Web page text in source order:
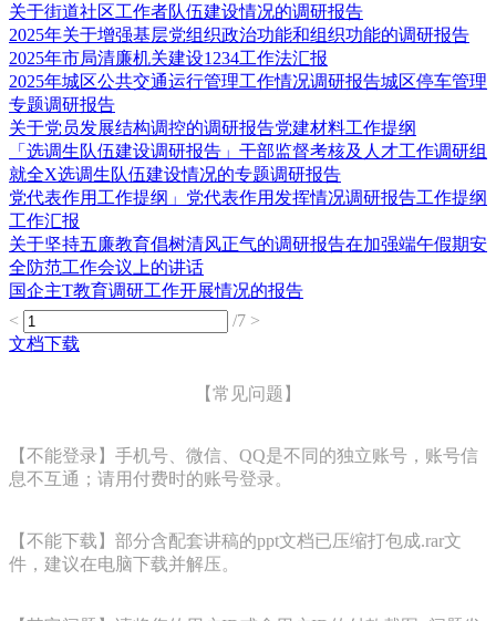
关于街道社区工作者队伍建设情况的调研报告
2025年关于增强基层党组织政治功能和组织功能的调研报告
2025年市局清廉机关建设1234工作法汇报
2025年城区公共交通运行管理工作情况调研报告城区停车管理
专题调研报告
关于党员发展结构调控的调研报告党建材料工作提纲
「选调生队伍建设调研报告」干部监督考核及人才工作调研组
就全X选调生队伍建设情况的专题调研报告
党代表作用工作提纲」党代表作用发挥情况调研报告工作提纲
工作汇报
关于坚持五廉教育倡树清风正气的调研报告在加强端午假期安
全防范工作会议上的讲话
国企主T教育调研工作开展情况的报告
<
/7 >
文档下载
【常见问题】
【不能登录】手机号、微信、QQ是不同的独立账号，账号信
息不互通；请用付费时的账号登录。
【不能下载】部分含配套讲稿的ppt文档已压缩打包成.rar文
件，建议在电脑下载并解压。